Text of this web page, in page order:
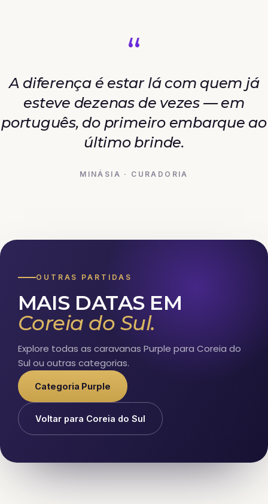
“
A diferença é estar lá com quem já
esteve dezenas de vezes — em
português, do primeiro embarque ao
último brinde.
MINÁSIA · CURADORIA
OUTRAS PARTIDAS
MAIS DATAS EM
Coreia do Sul.
Explore todas as caravanas Purple para Coreia do
Sul ou outras categorias.
Categoria Purple
Voltar para Coreia do Sul